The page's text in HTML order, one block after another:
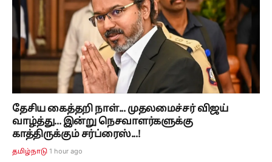
தேசிய கைத்தறி நாள்... முதலமைச்சர் விஜய்
வாழ்த்து... இன்று நெசவாளர்களுக்கு
காத்திருக்கும் சர்ப்ரைஸ்...!
தமிழ்நாடு 1 hour ago